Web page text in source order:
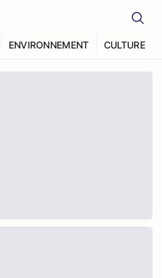
ENVIRONNEMENT CULTURE